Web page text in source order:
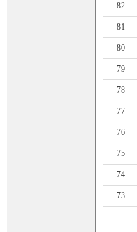
82
81
80
79
78
77
76
75
74
73